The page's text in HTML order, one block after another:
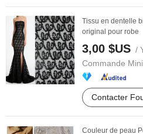
Tissu en dentelle
original pour robe
3,00 $US /
Commande
Contacter
Couleur de peau